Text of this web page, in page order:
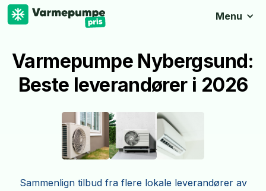
Menu
Varmepumpe Nybergsund:
Beste leverandører i 2026
Sammenlign tilbud fra flere lokale leverandører av